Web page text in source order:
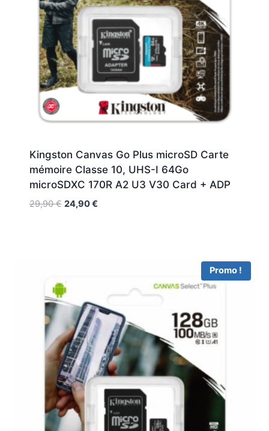
Kingston Canvas Go Plus microSD Carte
mémoire Classe 10, UHS-I 64Go
microSDXC 170R A2 U3 V30 Card + ADP
29,90€ 24,90€
Promo !